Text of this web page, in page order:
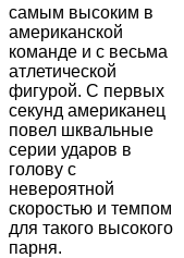
самым высоким в
американской
команде и с весьма
атлетической
фигурой. С первых
секунд американец
повел шквальные
серии ударов в
голову с
невероятной
скоростью и темпом
для такого высокого
парня.